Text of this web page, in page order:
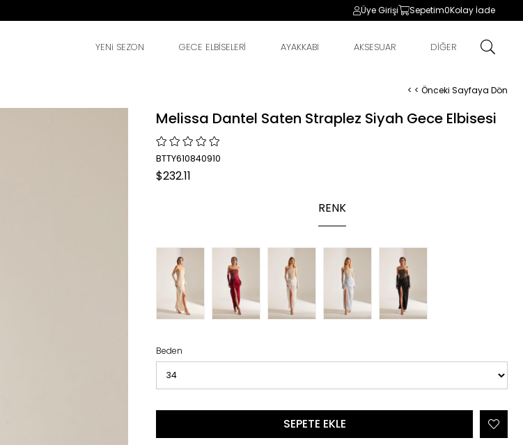
Üye Girişi Sepetim0Kolay İade
YENi SEZON GECE ELBİSELERİ AYAKKABI AKSESUAR DİĞER
< < Önceki Sayfaya Dön
Melissa Dantel Saten Straplez Siyah Gece Elbisesi
BTTY610840910
$232.11
RENK
Beden